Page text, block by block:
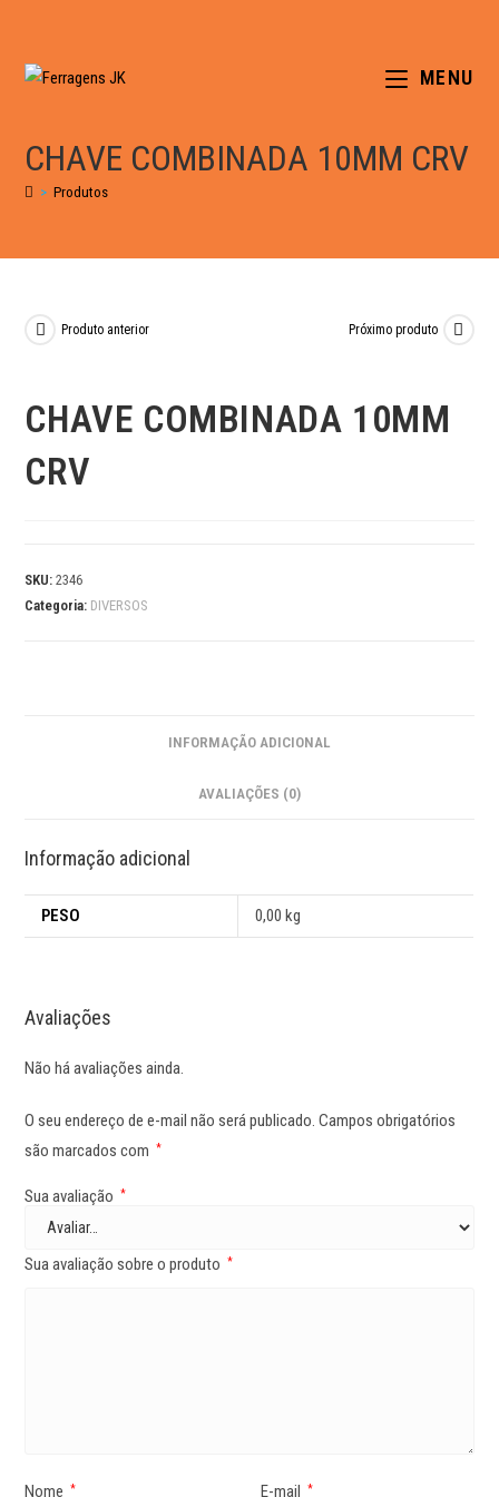
MENU
CHAVE COMBINADA 10MM CRV
> Produtos
Produto anterior Próximo produto
CHAVE COMBINADA 10MM
CRV
SKU:2346
Categoria: DIVERSOS
INFORMAÇÃO ADICIONAL
AVALIAÇÕES (0)
Informação adicional
PESO 0,00 kg
Avaliações
Não há avaliações ainda.
O seu endereço de e-mail não será publicado. Campos obrigatórios
são marcados com
*
Sua avaliação *
Sua avaliação sobre o produto *
Nome * E-mail *